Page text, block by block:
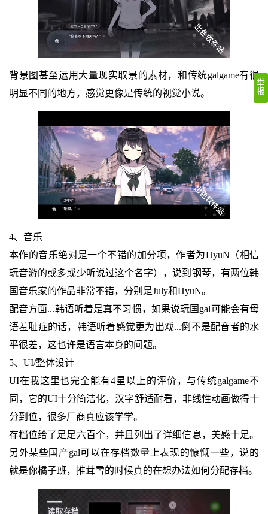
背景图甚至运用大量现实取景的素材，和传统galgame有很
明显不同的地方，感觉更像是传统的视觉小说。
4、音乐
本作的音乐绝对是一个不错的加分项，作者为HyuN（相信
玩音游的或多或少听说过这个名字），说到钢琴，有两位韩
国音乐家的作品非常不错，分别是July和HyuN。
配音方面...韩语听着是真不习惯，如果说玩国gal可能会有母
语羞耻症的话，韩语听着感觉更为出戏...倒不是配音者的水
平很差，这也许是语言本身的问题。
5、UI/整体设计
UI在我这里也完全能有4星以上的评价，与传统galgame不
同，它的UI十分简洁化，汉字舒适耐看，非线性动画做得十
分到位，很多厂商真应该学学。
存档位给了足足六百个，并且列出了详细信息，美感十足。
另外某些国产gal可以在存档数量上表现的慷慨一些，说的
就是你橘子班，推茸雪的时候真的在想办法如何分配存档。
举
报